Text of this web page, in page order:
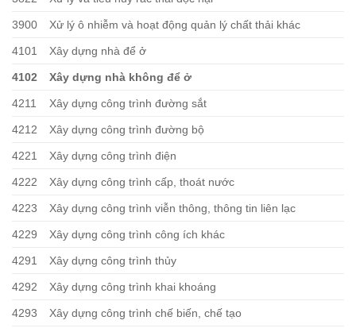
3900 Xử lý ô nhiễm và hoạt động quản lý chất thải khác
4101 Xây dựng nhà để ở
4102 Xây dựng nhà không để ở
4211 Xây dựng công trình đường sắt
4212 Xây dựng công trình đường bộ
4221 Xây dựng công trình điện
4222 Xây dựng công trình cấp, thoát nước
4223 Xây dựng công trình viễn thông, thông tin liên lạc
4229 Xây dựng công trình công ích khác
4291 Xây dựng công trình thủy
4292 Xây dựng công trình khai khoáng
4293 Xây dựng công trình chế biến, chế tạo